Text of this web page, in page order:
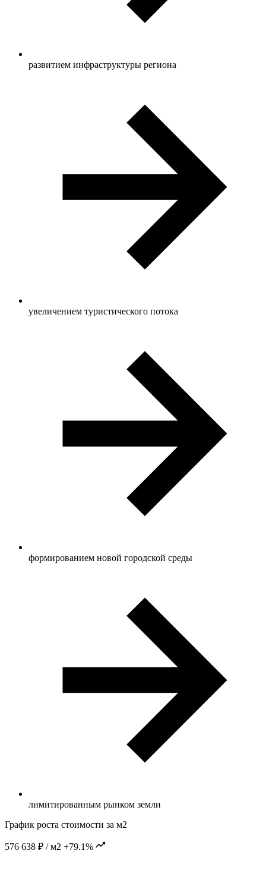
развитием инфраструктуры региона
увеличением туристического потока
формированием новой городской среды
лимитированным рынком земли
График роста стоимости за м2
576 638 ₽ / м2 +79.1%